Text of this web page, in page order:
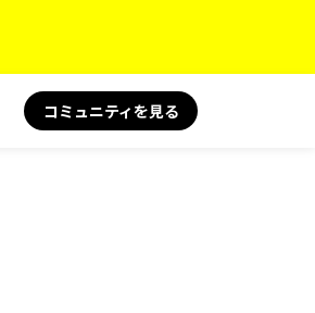
コミュニティを見る